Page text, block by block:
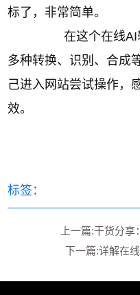
标了，非常简单。
在这个在线AI
多种转换、识别、合成
己进入网站尝试操作，
效。
标签：
上一篇:干货分
下一篇:详解在